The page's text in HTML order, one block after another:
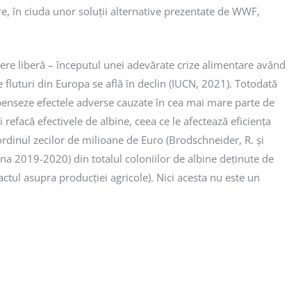
în ciuda unor soluții alternative prezentate de WWF,
liberă – începutul unei adevărate crize alimentare având
din Europa se află în declin (IUCN, 2021). Totodată
efectele adverse cauzate în cea mai mare parte de
efectivele de albine, ceea ce le afectează eficiența
zecilor de milioane de Euro (Brodschneider, R. și
2019-2020) din totalul coloniilor de albine deținute de
asupra producției agricole). Nici acesta nu este un